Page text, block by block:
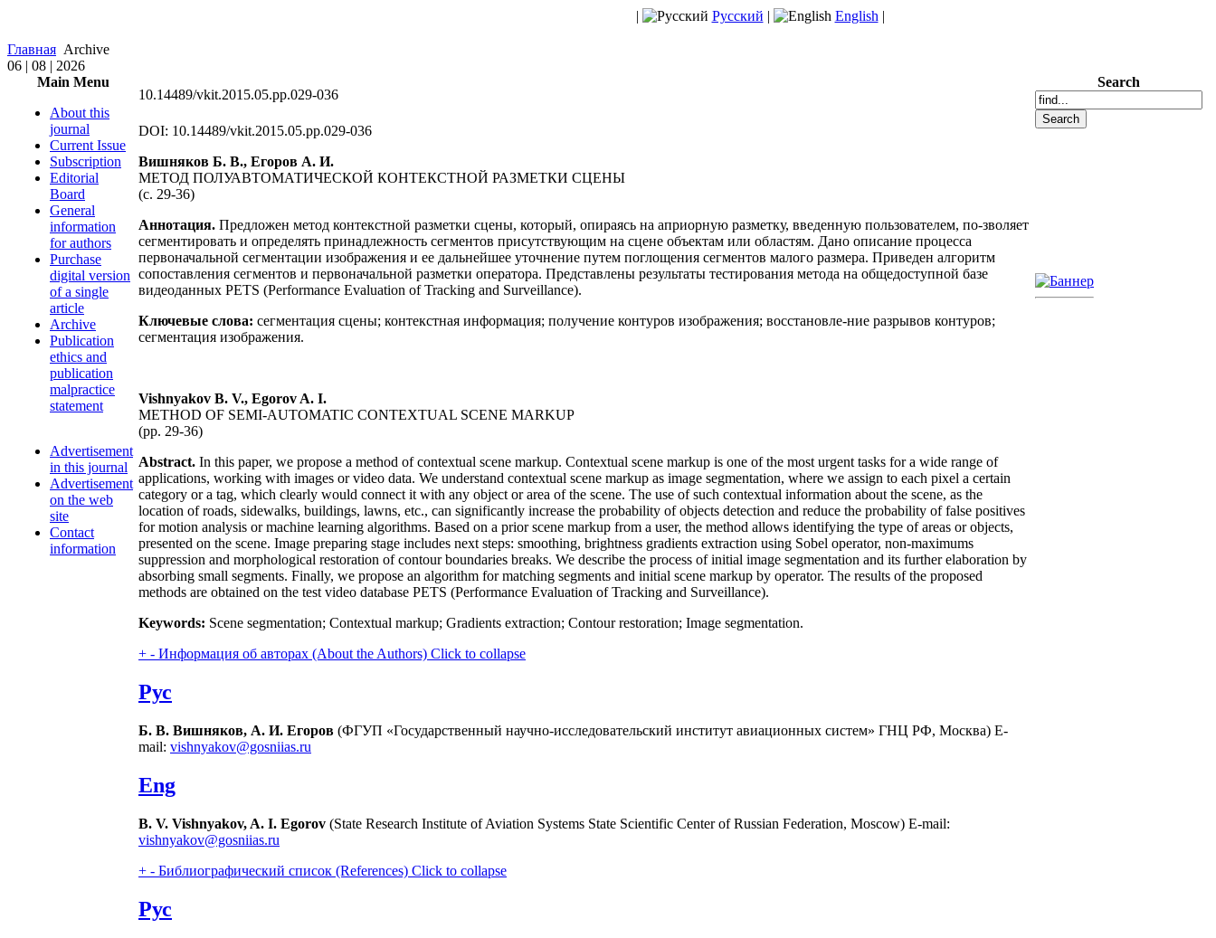
| Русский | English |
Главная Archive
06 | 08 | 2026
Main Menu
About this
journal
Current Issue
Subscription
Editorial
Board
General
information
for authors
Purchase
digital version
of a single
article
Archive
Publication
ethics and
publication
malpractice
statement
Advertisement
in this journal
Advertisement
on the web
site
Contact
information
10.14489/vkit.2015.05.pp.029-036
DOI: 10.14489/vkit.2015.05.pp.029-036
Вишняков Б. В., Егоров А. И.
МЕТОД ПОЛУАВТОМАТИЧЕСКОЙ КОНТЕКСТНОЙ РАЗМЕТКИ СЦЕНЫ
(с. 29-36)
Аннотация. Предложен метод контекстной разметки сцены, который, опираясь на априорную разметку, введенную пользователем, по-зволяет
сегментировать и определять принадлежность сегментов присутствующим на сцене объектам или областям. Дано описание процесса
первоначальной сегментации изображения и ее дальнейшее уточнение путем поглощения сегментов малого размера. Приведен алгоритм
сопоставления сегментов и первоначальной разметки оператора. Представлены результаты тестирования метода на общедоступной базе
видеоданных PETS (Performance Evaluation of Tracking and Surveillance).
Ключевые слова: сегментация сцены; контекстная информация; получение контуров изображения; восстановле-ние разрывов контуров;
сегментация изображения.
Vishnyakov B. V., Egorov A. I.
METHOD OF SEMI-AUTOMATIC CONTEXTUAL SCENE MARKUP
(pp. 29-36)
Abstract. In this paper, we propose a method of contextual scene markup. Contextual scene markup is one of the most urgent tasks for a wide range of
applications, working with images or video data. We understand contextual scene markup as image segmentation, where we assign to each pixel a certain
category or a tag, which clearly would connect it with any object or area of the scene. The use of such contextual information about the scene, as the
location of roads, sidewalks, buildings, lawns, etc., can significantly increase the probability of objects detection and reduce the probability of false positives
for motion analysis or machine learning algorithms. Based on a prior scene markup from a user, the method allows identifying the type of areas or objects,
presented on the scene. Image preparing stage includes next steps: smoothing, brightness gradients extraction using Sobel operator, non-maximums
suppression and morphological restoration of contour boundaries breaks. We describe the process of initial image segmentation and its further elaboration by
absorbing small segments. Finally, we propose an algorithm for matching segments and initial scene markup by operator. The results of the proposed
methods are obtained on the test video database PETS (Performance Evaluation of Tracking and Surveillance).
Keywords: Scene segmentation; Contextual markup; Gradients extraction; Contour restoration; Image segmentation.
+ - Информация об авторах (About the Authors) Click to collapse
Рус
Б. В. Вишняков, А. И. Егоров (ФГУП «Государственный научно-исследовательский институт авиационных систем» ГНЦ РФ, Москва) E-
mail: vishnyakov@gosniias.ru
Eng
B. V. Vishnyakov, A. I. Egorov (State Research Institute of Aviation Systems State Scientific Center of Russian Federation, Moscow) E-mail:
vishnyakov@gosniias.ru
+ - Библиографический список (References) Click to collapse
Рус
Search